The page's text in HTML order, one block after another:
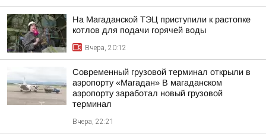
На Магаданской ТЭЦ приступили к растопке
котлов для подачи горячей воды
Вчера, 20:12
Современный грузовой терминал открыли в
аэропорту «Магадан» В магаданском
аэропорту заработал новый грузовой
терминал
Вчера, 22:21